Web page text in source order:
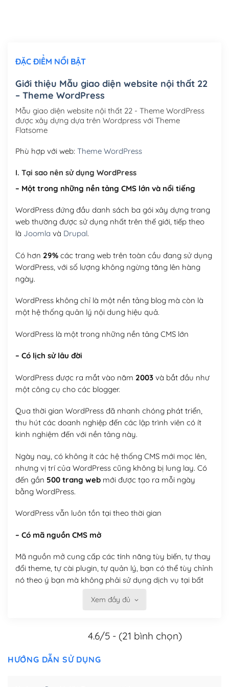
Mua thêm Host + Tên miền
Tên miền quốc tế .com .net .org (1 năm)
(+300,000₫)
Tên miền Việt Nam .vn (1 năm)
Hosting 2GB SSD (1 năm)(+450,000₫)
Hosting 5GB SSD (1 năm)
Hosting 8GB SSD (1 năm) (+950,000₫)
ĐẶC ĐIỂM NỔI BẬT
Giới thiệu Mẫu giao diện website nội thất 22
– Theme WordPress
Mẫu giao diện website nội thất 22 - Theme WordPress
được xây dựng dựa trên Wordpress với Theme
Flatsome
Phù hợp với web: Theme WordPress
I. Tại sao nên sử dụng WordPress
– Một trong những nền tảng CMS lớn và nổi tiếng
WordPress đứng đầu danh sách ba gói xây dựng trang
web thường được sử dụng nhất trên thế giới, tiếp theo
là Joomla và Drupal.
Có hơn 29%các trang web trên toàn cầu đang sử dụng
WordPress, với số lượng không ngừng tăng lên hàng
ngày.
WordPress không chỉ là một nền tảng blog mà còn là
một hệ thống quản lý nội dung hiệu quả.
WordPress là một trong những nền tảng CMS lớn
– Có lịch sử lâu đời
WordPress được ra mắt vào năm 2003và bắt đầu như
một công cụ cho các blogger.
Qua thời gian WordPress đã nhanh chóng phát triển,
thu hút các doanh nghiệp đến các lập trình viên có ít
kinh nghiệm đến với nền tảng này.
Ngày nay, có không ít các hệ thống CMS mới mọc lên,
nhưng vị trí của WordPress cũng không bị lung lay. Có
đến gần 500 trang webmới được tạo ra mỗi ngày
bằng WordPress.
WordPress vẫn luôn tồn tại theo thời gian
– Có mã nguồn CMS mở
Mã nguồn mở cung cấp các tính năng tùy biến, tự thay
đổi theme, tự cài plugin, tự quản lý, bạn có thể tùy chỉnh
nó theo ý bạn mà không phải sử dụng dịch vụ tại bất
Xem đầy đủ
4.6/5 - (21 bình chọn)
HƯỚNG DẪN SỬ DỤNG